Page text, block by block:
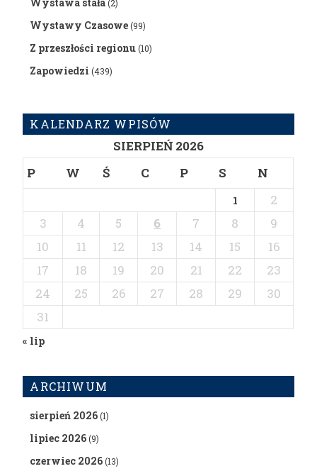
(2)
Wystawy Czasowe(99)
Z przeszłości regionu(10)
Zapowiedzi (439)
KALENDARZ WPISÓW
SIERPIEŃ 2026
P
W Ś C P S N
1
2
3
4 5 6 7 8
9
10
11 12 13 14 15
16
17
18 19 20 21 22
23
24
25 26 27 28 29
30
31
« lip
ARCHIWUM
sierpień 2026(1)
lipiec 2026(9)
czerwiec 2026(13)